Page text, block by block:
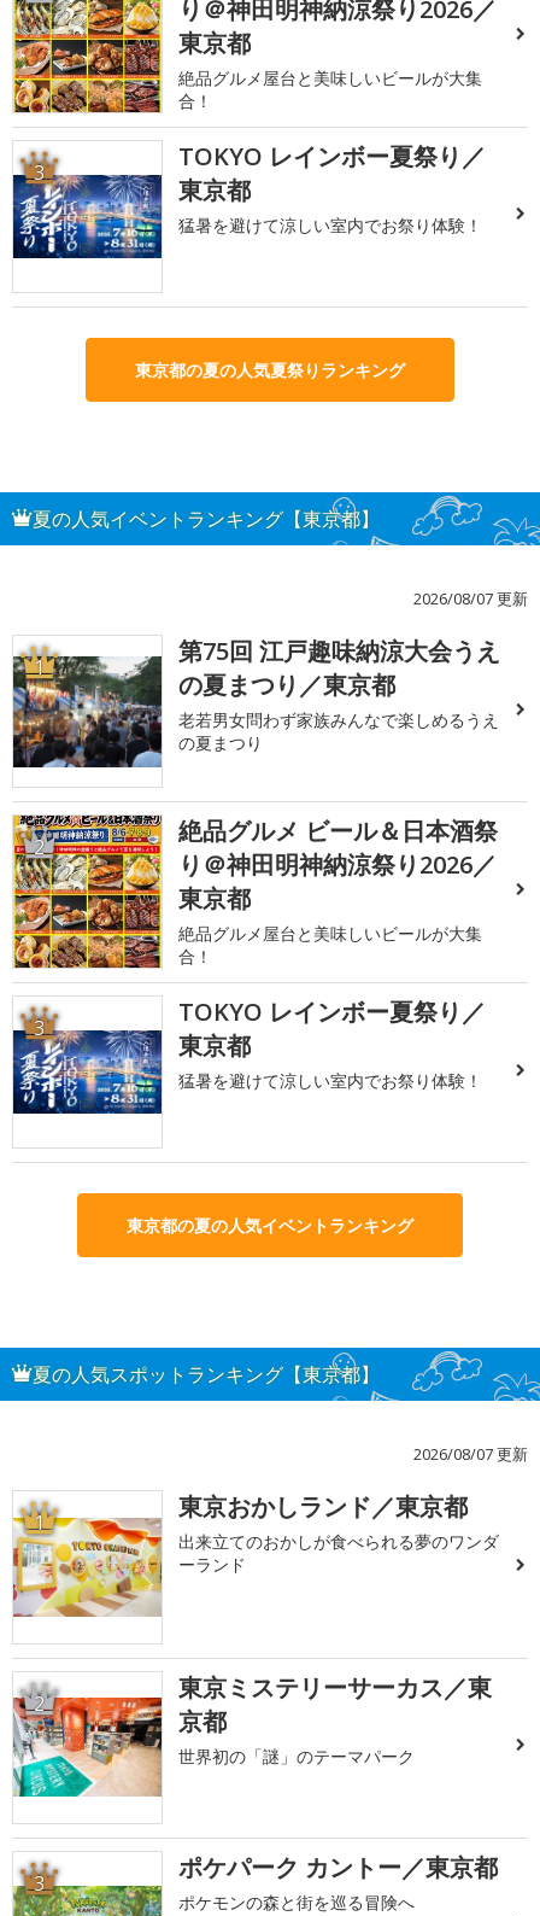
り＠神田明神納涼祭り2026／
東京都
絶品グルメ屋台と美味しいビールが大集
合！
3
TOKYO レインボー夏祭り／
東京都
猛暑を避けて涼しい室内でお祭り体験！
東京都の夏の人気夏祭りランキング
夏の人気イベントランキング【東京都】
2026/08/07 更新
1
第75回 江戸趣味納涼大会うえ
の夏まつり／東京都
老若男女問わず家族みんなで楽しめるうえ
の夏まつり
2
絶品グルメ ビール＆日本酒祭
り＠神田明神納涼祭り2026／
東京都
絶品グルメ屋台と美味しいビールが大集
合！
3
TOKYO レインボー夏祭り／
東京都
猛暑を避けて涼しい室内でお祭り体験！
東京都の夏の人気イベントランキング
夏の人気スポットランキング【東京都】
2026/08/07 更新
1 東京おかしランド／東京都
出来立てのおかしが食べられる夢のワンダ
ーランド
2
東京ミステリーサーカス／東
京都
世界初の「謎」のテーマパーク
3 ポケパーク カントー／東京都
ポケモンの森と街を巡る冒険へ